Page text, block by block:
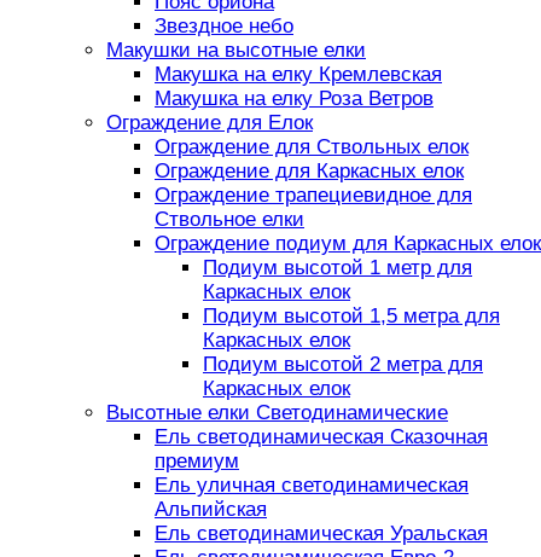
Звездное небо
Макушки на высотные елки
Макушка на елку Кремлевская
Макушка на елку Роза Ветров
Ограждение для Елок
Ограждение для Ствольных елок
Ограждение для Каркасных елок
Ограждение трапециевидное для
Ствольное елки
Ограждение подиум для Каркасных елок
Подиум высотой 1 метр для
Каркасных елок
Подиум высотой 1,5 метра для
Каркасных елок
Подиум высотой 2 метра для
Каркасных елок
Высотные елки Светодинамические
Ель светодинамическая Сказочная
премиум
Ель уличная светодинамическая
Альпийская
Ель светодинамическая Уральская